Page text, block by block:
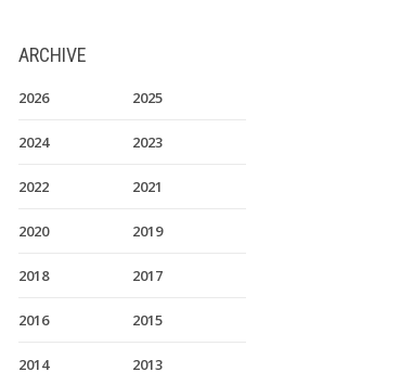
ARCHIVE
2026 2025
2024 2023
2022 2021
2020 2019
2018 2017
2016 2015
2014 2013